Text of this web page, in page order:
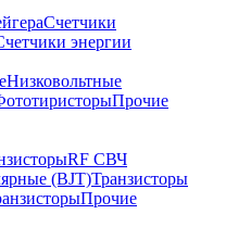
Счетчики
энергии
Низковольтные
Прочие
RF СВЧ
(BJT)Транзисторы
Прочие